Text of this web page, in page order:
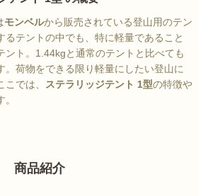
モンベルから販売されている登山用のテン
るテントの中でも、特に軽量であること
ント。1.44kgと通常のテントと比べても
。荷物をできる限り軽量にしたい登山に
では、
ステラリッジテント 1型の特徴や
商品紹介